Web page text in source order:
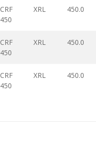
CRF
450
XRL 450.0
CRF
450
XRL 450.0
CRF
450
XRL 450.0